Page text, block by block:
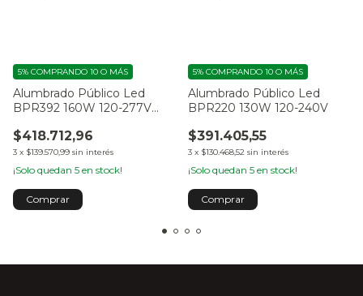
Alumbrado Público Led
BPR392 160W 120-277V
$418.712,96
3 x $139.570,99 sin interés
5% COMPRANDO 10 O MÁS
¡Solo quedan 5 en stock!
Alumbrado Público Led
BPR220 130W 120-240V
$391.405,55
3 x $130.468,52 sin interés
5% COMPRANDO 10 O MÁS
¡Solo quedan 5 en stock!